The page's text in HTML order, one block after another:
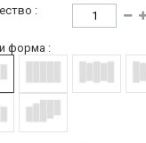
:
форма :